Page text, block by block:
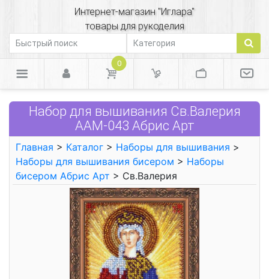
Интернет-магазин "Иглара"
товары для рукоделия
0
Набор для вышивания Св.Валерия
ААМ-043 Абрис Арт
Главная > Каталог > Наборы для вышивания >
Наборы для вышивания бисером > Наборы
бисером Абрис Арт > Св.Валерия